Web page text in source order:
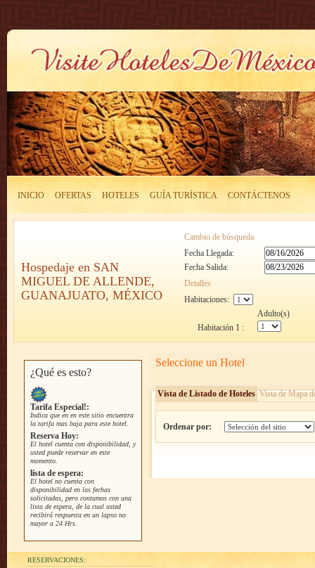
INICIO OFERTAS HOTELES GUÍA TURÍSTICA CONTÁCTENOS
Hospedaje en SAN
MIGUEL DE ALLENDE,
GUANAJUATO, MÉXICO
Cambio de búsqueda
Fecha Llegada:
Fecha Salida:
Detalles
Habitaciones:
Adulto(s)
Habitación 1 :
¿Qué es esto?
Tarifa Especial!:
Indica que en en este sitio encuentra
la tarifa mas baja para este hotel.
Reserva Hoy:
El hotel cuenta con disponibilidad, y
usted puede reservar en este
momento.
lista de espera:
El hotel no cuenta con
disponibilidad en las fechas
solicitadas, pero contamos con una
lista de espera, de la cual usted
recibirá respuesta en un lapso no
mayor a 24 Hrs.
Seleccione un Hotel
Vista de Listado de Hoteles Vista de Mapa
Ordenar por:
RESERVACIONES: